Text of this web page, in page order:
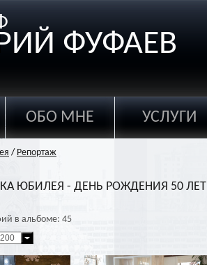
ФУФАЕВ
ОБО МНЕ УСЛУГИ
/ Репортаж
ЮБИЛЕЯ - ДЕНЬ РОЖДЕНИЯ 50 ЛЕТ
в альбоме: 45
200